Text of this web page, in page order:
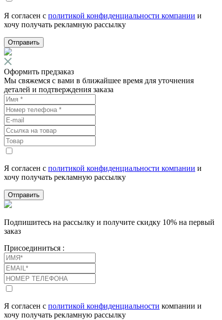
Я согласен с политикой конфиденциальности компании и
хочу получать рекламную рассылку
Отправить
Оформить предзаказ
Мы свяжемся с вами в ближайшее время для уточнения
деталей и подтверждения заказа
Я согласен с политикой конфиденциальности компании и
хочу получать рекламную рассылку
Отправить
Подпишитесь на рассылку и получите скидку 10% на первый
заказ
Присоединиться :
Я согласен с политикой конфиденциальности компании и
хочу получать рекламную рассылку